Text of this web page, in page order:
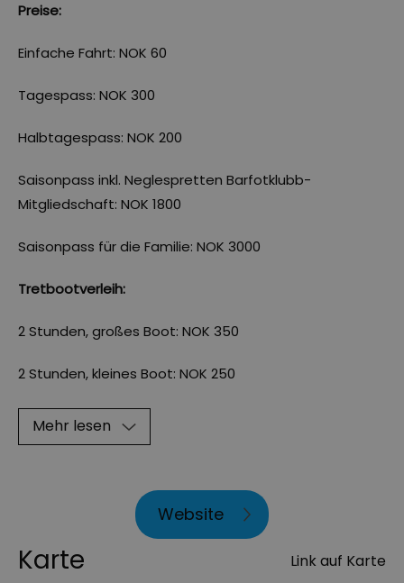
Preise:
Einfache Fahrt: NOK 60
Tagespass: NOK 300
Halbtagespass: NOK 200
Saisonpass inkl. Neglespretten Barfotklubb-
Mitgliedschaft: NOK 1800
Saisonpass für die Familie: NOK 3000
Tretbootverleih:
2 Stunden, großes Boot: NOK 350
2 Stunden, kleines Boot: NOK 250
Mehr lesen
Website
Karte Link auf Karte